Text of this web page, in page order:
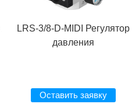
LRS-3/8-D-MIDI Регулятор
давления
Оставить заявку